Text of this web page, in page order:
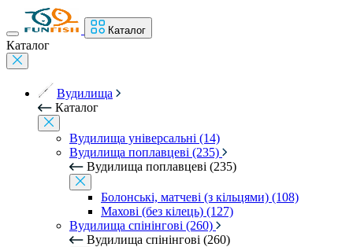
Каталог
Каталог
Вудилища
Каталог
Вудилища універсальні (14)
Вудилища поплавцеві (235)
Вудилища поплавцеві (235)
Болонські, матчеві (з кільцями) (108)
Махові (без кілець) (127)
Вудилища спінінгові (260)
Вудилища спінінгові (260)